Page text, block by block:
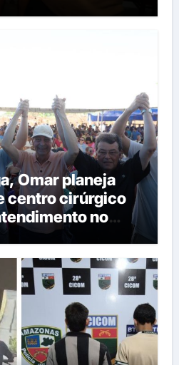
Omar planeja
centro cirúrgico
no